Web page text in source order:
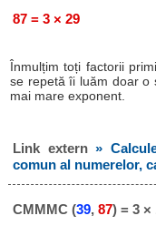
87 = 3 × 29
Înmulțim toți factorii
se repetă îi luăm doar o
mai mare exponent.
Link extern»
comun al numerelor,
CMMMC (39, 87) = 3 ×